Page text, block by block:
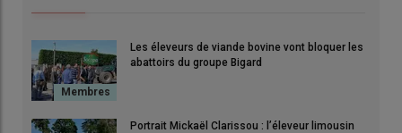
Les éleveurs de viande bovine vont bloquer les
abattoirs du groupe Bigard
Portrait Mickaël Clarissou : l’éleveur limousin